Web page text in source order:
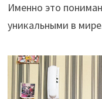
Именно это
уникальными в